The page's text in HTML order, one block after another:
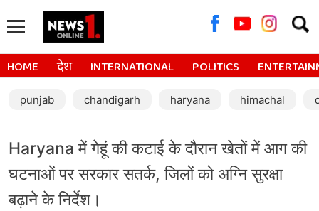
for:
HOME देश INTERNATIONAL POLITICS
punjab chandigarh haryana himachal
Haryana में गेहूं की कटाई के दौरान खेतों में आग की
घटनाओं पर सरकार सतर्क, जिलों को अग्नि सुरक्षा
बढ़ाने के निर्देश।